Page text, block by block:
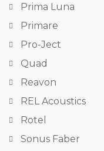
Prima Luna
Primare
Pro-Ject
Quad
Reavon
REL Acoustics
Rotel
Sonus Faber